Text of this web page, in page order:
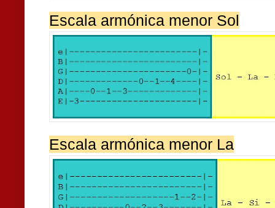
Escala armónica menor Sol
Escala armónica menor La